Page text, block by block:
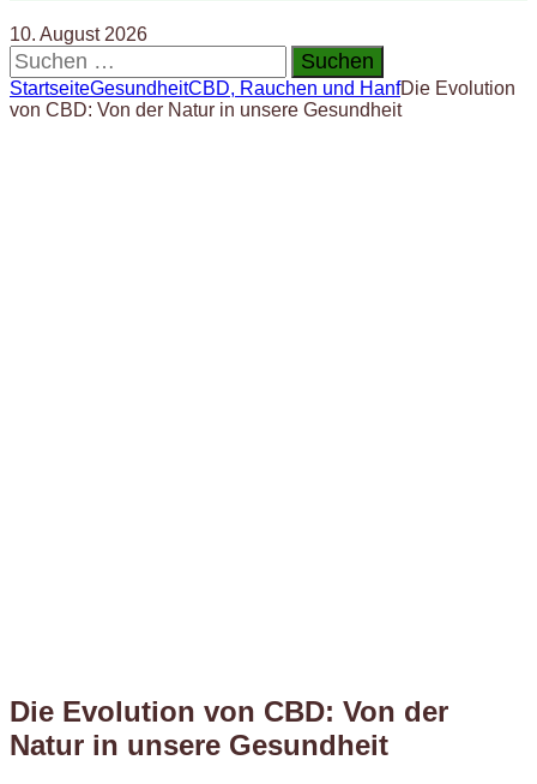
10. August 2026
Suchen
nach:
StartseiteGesundheitCBD, Rauchen und HanfDie Evolution
von CBD: Von der Natur in unsere Gesundheit
Die Evolution von CBD: Von der
Natur in unsere Gesundheit